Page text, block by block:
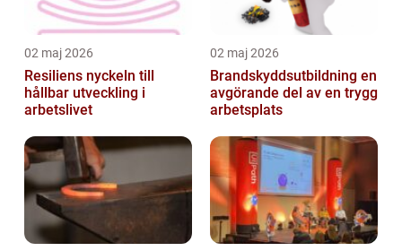
02 maj 2026
Resiliens nyckeln till
hållbar utveckling i
arbetslivet
02 maj 2026
Brandskyddsutbildning en
avgörande del av en trygg
arbetsplats